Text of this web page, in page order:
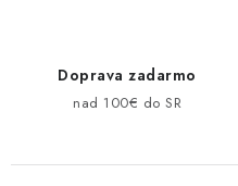
Doprava zadarmo
nad 100€ do SR